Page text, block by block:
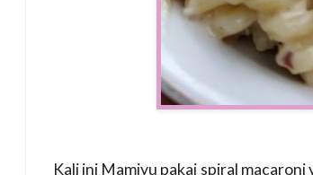
Kali ini Mamiyu pakai spiral